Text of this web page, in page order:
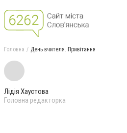
Головна День вчителя. Привітання
Лідія Хаустова
Головна редакторка